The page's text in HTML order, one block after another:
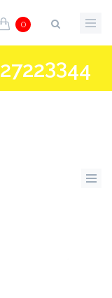
0
27223344